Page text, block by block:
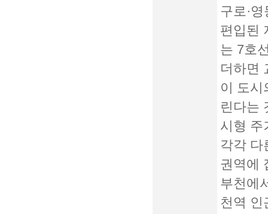
구로·
편입된
는 7호
더하면
이 도시
린다는
시형 주
각각 다
권역에
부천에
천역 인